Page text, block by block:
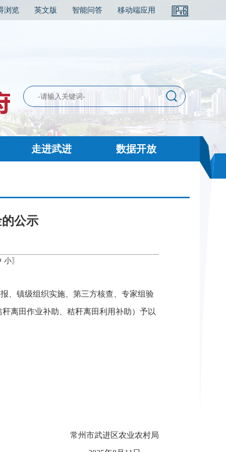
浏览 英文版 智能问答 移动端应用
走进武进 数据开放
公示
小〗
、镇级组织实施、第三方核查、专家组验
离田作业补助、秸秆离田利用补助）予以
常州市武进区农业农村局